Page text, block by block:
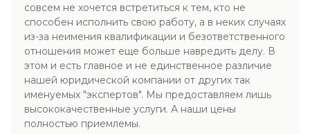
совсем не хочется встретиться к тем, кто не
способен исполнить свою работу, а в неких случаях
из-за неимения квалификации и безответственного
отношения может еще больше навредить делу. В
этом и есть главное и не единственное различие
нашей юридической компании от других так
именуемых "экспертов". Мы предоставляем лишь
высококачественные услуги. А наши цены
полностью приемлемы.